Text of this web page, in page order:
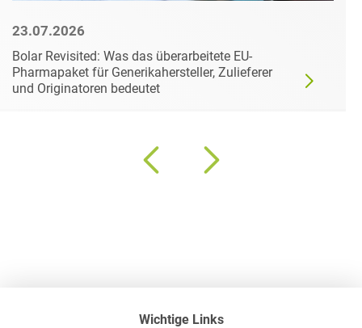
23.07.2026
Bolar Revisited: Was das überarbeitete EU-
Pharmapaket für Generikahersteller, Zulieferer
und Originatoren bedeutet
Wichtige Links